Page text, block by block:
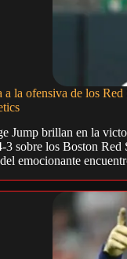
a la ofensiva de los Red
Jump brillan en la
sobre los Boston Red
emocionante